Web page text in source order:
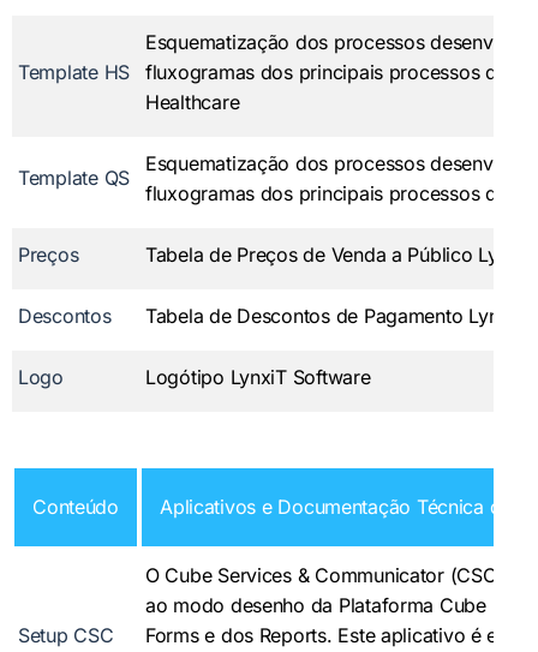
Template HS
Esquematização dos processos
fluxogramas dos principais processos do
Healthcare
Template QS
Esquematização dos processos
fluxogramas dos principais processos do
Preços Tabela de Preços de Venda a Público
Descontos Tabela de Descontos de Pagamento LynxiT
Logo Logótipo LynxiT Software
Conteúdo Aplicativos e Documentação Técnica do
Setup CSC
O Cube Services & Communicator (CSC)
ao modo desenho da Plataforma Cube
Forms e dos Reports. Este aplicativo é